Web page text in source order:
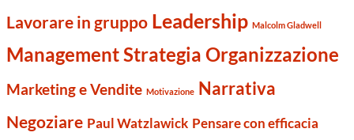
Lavorare in gruppo Leadership Malcolm Gladwell
Management Strategia Organizzazione
Marketing e Vendite Motivazione Narrativa
Negoziare Paul Watzlawick Pensare con efficacia